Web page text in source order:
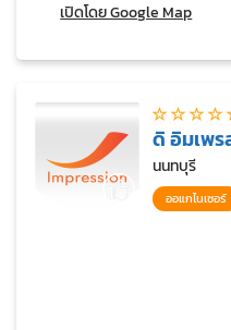
เปิดโดย Google Map
ดิ อิมเพ
นนทบุรี
ออแกไนเซอร์